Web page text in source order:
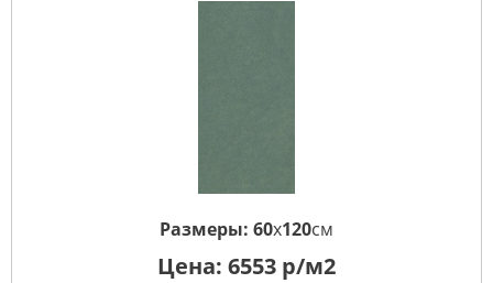
Размеры: 60x120см
Цена: 6553 р/м2